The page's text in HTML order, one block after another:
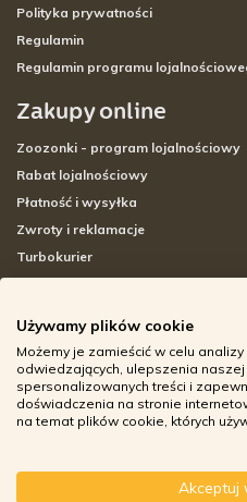
Polityka prywatności
Regulamin
Regulamin programu
Zakupy online
Zoozonki - program lojalnościowy
Rabat lojalnościowy
Płatność i wysyłka
Zwroty i reklamacje
Turbokurier
Adresy sklepów stacjonarnych
Godziny otwarcia sklepów
Aplikacja zoozone.pl
Zwroty i reklamacje
Używamy plików cookie
Możemy je zamieścić w celu
odwiedzających, ulepszenia
spersonalizowanych treści i
doświadczenia na stronie
na temat plików cookie, których
Akceptuj